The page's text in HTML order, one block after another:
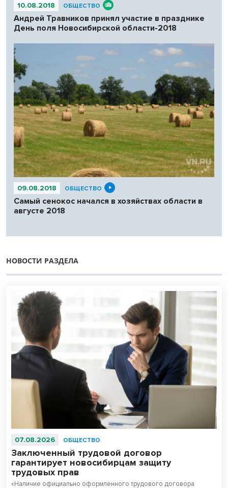
10.08.2018 ОБЩЕСТВО
Андрей Травников принял участие в празднике
День поля Новосибирской области-2018
09.08.2018 ОБЩЕСТВО
Самый сенокос начался в хозяйствах области в
августе 2018
НОВОСТИ РАЗДЕЛА
07.08.2026 ОБЩЕСТВО
Заключенный трудовой договор
гарантирует новосибирцам защиту
трудовых прав
«Наличие официально оформленного трудового договора